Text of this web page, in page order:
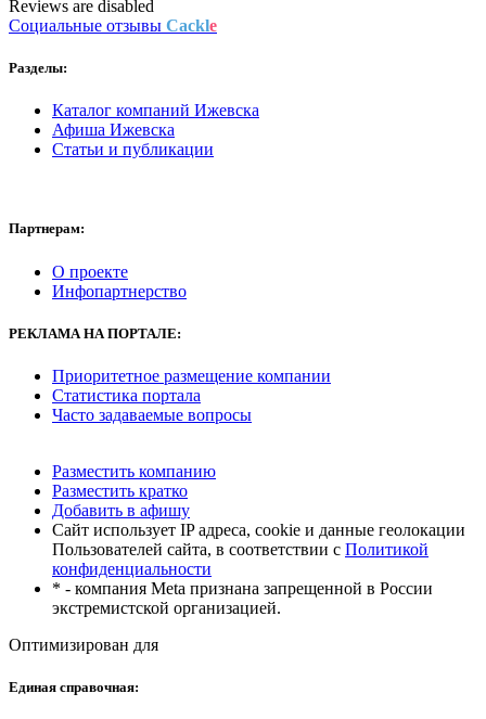
Reviews are disabled
Социальные отзывы Cackle
Разделы:
Каталог компаний Ижевска
Афиша Ижевска
Статьи и публикации
Партнерам:
О проекте
Инфопартнерство
РЕКЛАМА НА ПОРТАЛЕ:
Приоритетное размещение компании
Статистика портала
Часто задаваемые вопросы
Разместить компанию
Разместить кратко
Добавить в афишу
Сайт использует IP адреса, cookie и данные геолокации
Пользователей сайта, в соответствии с Политикой
конфиденциальности
* - компания Meta признана запрещенной в России
экстремистской организацией.
Оптимизирован для
Единая справочная: